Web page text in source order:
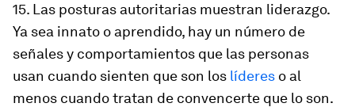
15. Las posturas autoritarias muestran liderazgo.
Ya sea innato o aprendido, hay un número de
señales y comportamientos que las personas
usan cuando sienten que son los líderes o al
menos cuando tratan de convencerte que lo son.